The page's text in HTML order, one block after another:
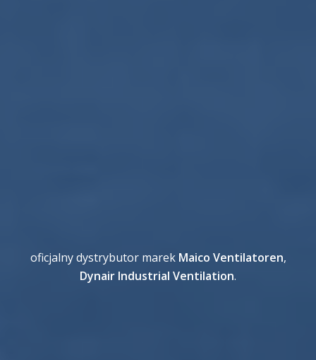
oficjalny dystrybutor marek Maico Ventilatoren,
Dynair Industrial Ventilation.